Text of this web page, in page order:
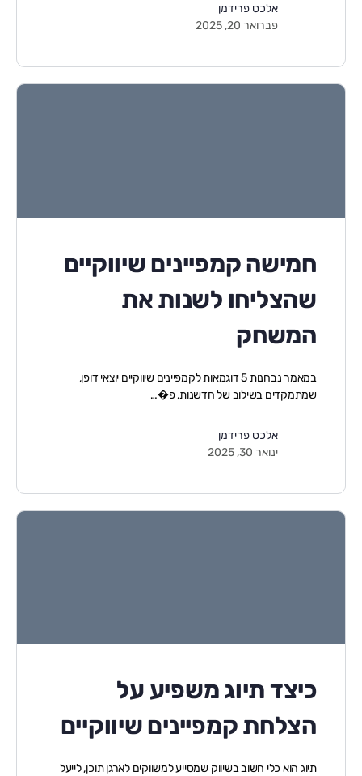
אלכס פרידמן
פברואר 20, 2025
חמישה קמפיינים שיווקיים
שהצליחו לשנות את
המשחק
במאמר נבחנות 5 דוגמאות לקמפיינים שיווקיים יוצאי דופן,
שמתמקדים בשילוב של חדשנות, פ�…
אלכס פרידמן
ינואר 30, 2025
כיצד תיוג משפיע על
הצלחת קמפיינים שיווקיים
תיוג הוא כלי חשוב בשיווק שמסייע למשווקים לארגן תוכן, לייעל